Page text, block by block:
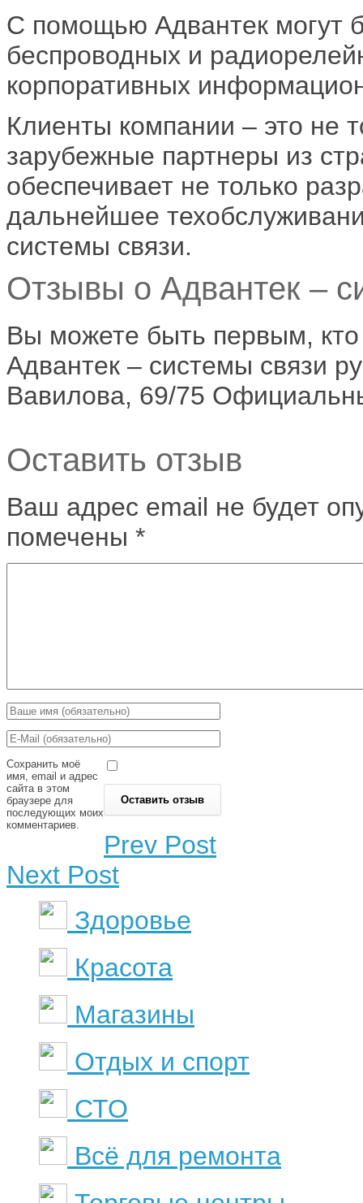
С помощью Адвантек могут
беспроводных и
корпоративных
Клиенты компании – это не
зарубежные партнеры из
обеспечивает не только
дальнейшее
системы связи.
Отзывы о Адвантек –
Вы можете быть первым,
Адвантек – системы связи
Вавилова, 69/75
Оставить отзыв
Ваш адрес email не будет
помечены *
Сохранить моё
имя, email и адрес
сайта в этом
браузере для
последующих моих
комментариев.
Prev Post
Next Post
Здоровье
Красота
Магазины
Отдых и спорт
СТО
Всё для ремонта